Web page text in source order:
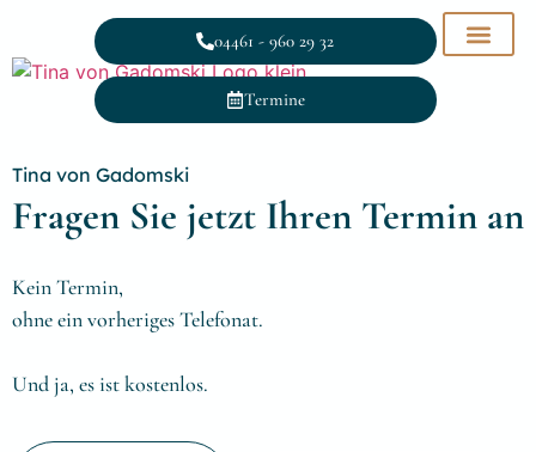
04461 - 960 29 32
Termine
Tina von Gadomski
Fragen Sie jetzt Ihren Termin an
Kein Termin,
ohne ein vorheriges Telefonat.
Und ja, es ist kostenlos.